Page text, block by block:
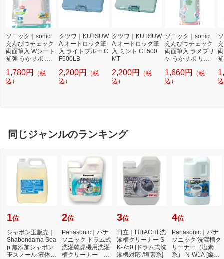
ソニック｜sonic
えんぴつチェック
両面筆入 Wシート
補強 うかサポ ラ
45-LP
1,780円
（税
込）
クツワ｜KUTSUW
A オートロック筆
入 ライトブルー C
F500LB
2,200円
（税
込）
クツワ｜KUTSUW
A オートロック筆
入 ミント CF500
MT
2,200円
（税
込）
ソニック｜sonic
えんぴつチェック
両面筆入 ラメプリ
ケ うかサポ リア
ン FD-1046-G
1,660円
（税
込）
-V
同じジャンルのランキング
1位
シャボン玉販売｜
Shabondama Soa
p 無添加シャボン
玉スノール 液体タ
2位
Panasonic｜パナ
ソニック ドラム式
洗濯乾燥機用洗濯
槽クリーナー N-
3位
日立｜HITACHI 洗
濯槽クリーナー S
K-750 [ドラム式洗
濯機対応 /塩素系]
4位
Panasonic｜パナ
ソニック 洗濯槽ク
リーナー（塩素
系） N-W1A [縦型